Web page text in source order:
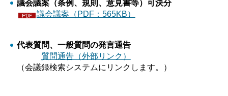
議会議案（条例、規則、意見書等）可決分
議会議案（PDF：565KB）
代表質問、一般質問の発言通告
質問通告（外部リンク）
（会議録検索システムにリンクします。）